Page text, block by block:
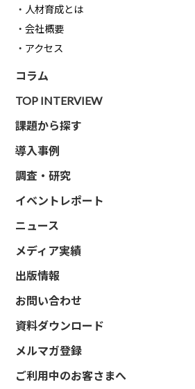
人材育成とは
会社概要
アクセス
コラム
TOP INTERVIEW
課題から探す
導入事例
調査・研究
イベントレポート
ニュース
メディア実績
出版情報
お問い合わせ
資料ダウンロード
メルマガ登録
ご利用中のお客さまへ